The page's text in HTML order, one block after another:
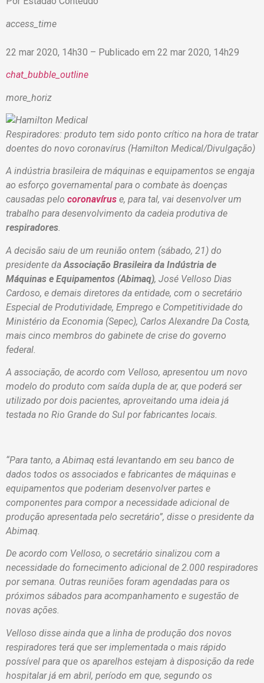
access_time
22 mar 2020, 14h30 – Publicado em 22 mar 2020, 14h29
chat_bubble_outline
more_horiz
Respiradores: produto tem sido ponto crítico na hora de tratar
doentes do novo coronavírus (Hamilton Medical/Divulgação)
A indústria brasileira de máquinas e equipamentos se engaja
ao esforço governamental para o combate às doenças
causadas pelo coronavírus e, para tal, vai desenvolver um
trabalho para desenvolvimento da cadeia produtiva de
respiradores.
A decisão saiu de um reunião ontem (sábado, 21) do
presidente da Associação Brasileira da Indústria de
Máquinas e Equipamentos (Abimaq), José Velloso Dias
Cardoso, e demais diretores da entidade, com o secretário
Especial de Produtividade, Emprego e Competitividade do
Ministério da Economia (Sepec), Carlos Alexandre Da Costa,
mais cinco membros do gabinete de crise do governo
federal.
A associação, de acordo com Velloso, apresentou um novo
modelo do produto com saída dupla de ar, que poderá ser
utilizado por dois pacientes, aproveitando uma ideia já
testada no Rio Grande do Sul por fabricantes locais.
“Para tanto, a Abimaq está levantando em seu banco de
dados todos os associados e fabricantes de máquinas e
equipamentos que poderiam desenvolver partes e
componentes para compor a necessidade adicional de
produção apresentada pelo secretário”, disse o presidente da
Abimaq.
De acordo com Velloso, o secretário sinalizou com a
necessidade do fornecimento adicional de 2.000 respiradores
por semana. Outras reuniões foram agendadas para os
próximos sábados para acompanhamento e sugestão de
novas ações.
Velloso disse ainda que a linha de produção dos novos
respiradores terá que ser implementada o mais rápido
possível para que os aparelhos estejam à disposição da rede
hospitalar já em abril, período em que, segundo os